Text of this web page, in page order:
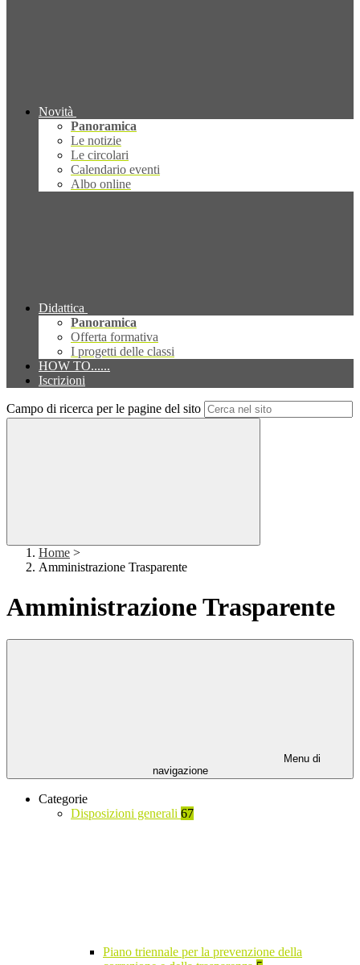
Novità
Panoramica
Le notizie
Le circolari
Calendario eventi
Albo online
Didattica
Panoramica
Offerta formativa
I progetti delle classi
HOW TO......
Iscrizioni
Campo di ricerca per le pagine del sito
Home >
Amministrazione Trasparente
Amministrazione Trasparente
Menu di
navigazione
Categorie
Disposizioni generali 67
Piano triennale per la prevenzione della